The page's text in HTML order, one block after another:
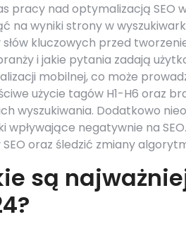
pracy nad optymalizacją SEO
na wyniki strony w
słów kluczowych przed
i jakie pytania zadają
mobilnej, co może
użycie tagów H1-H6 oraz
wyszukiwania. Dodatkowo
wpływające negatywnie na
oraz śledzić zmiany
są